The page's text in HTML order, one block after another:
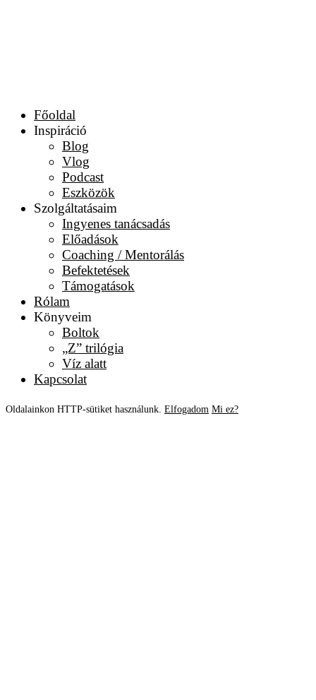
Főoldal
Inspiráció
Blog
Vlog
Podcast
Eszközök
Szolgáltatásaim
Ingyenes tanácsadás
Előadások
Coaching / Mentorálás
Befektetések
Támogatások
Rólam
Könyveim
Boltok
„Z” trilógia
Víz alatt
Kapcsolat
Oldalainkon HTTP-sütiket használunk. Elfogadom Mi ez?